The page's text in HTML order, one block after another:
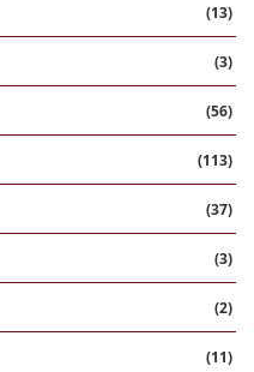
(13)
(3)
(56)
(113)
(37)
(3)
(2)
(11)